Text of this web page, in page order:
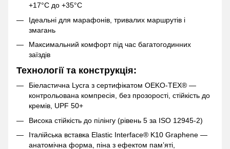
+17°C до +35°C
Ідеальні для марафонів, тривалих маршрутів і
змагань
Максимальний комфорт під час багатогодинних
заїздів
Технології та конструкція:
Біеластична Lycra з сертифікатом OEKO-TEX® —
контрольована компресія, без прозорості, стійкість до
кремів, UPF 50+
Висока стійкість до пілінгу (рівень 5 за ISO 12945-2)
Італійська вставка Elastic Interface® K10 Graphene —
анатомічна форма, піна з ефектом пам’яті,